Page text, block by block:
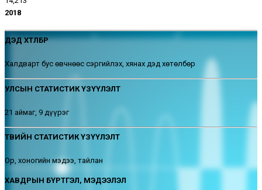
2018
ДЭД ХӨТӨЛБӨР
Халдварт бус өвчнөөс сэргийлэх, хянах дэд хөтөлбөр
УЛСЫН СТАТИСТИК ҮЗҮҮЛЭЛТ
21 аймаг, 9 дүүрэг
ТӨВИЙН СТАТИСТИК ҮЗҮҮЛЭЛТ
Ор, хоногийн мэдээ, тайлан
ХАВДРЫН БҮРТГЭЛ, МЭДЭЭЛЭЛ